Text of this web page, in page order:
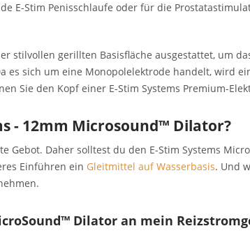
E-Stim Penisschlaufe oder für die
stilvollen gerillten Basisfläche ausgestattet, um
es sich um eine Monopolelektrode handelt, wird
Sie den Kopf einer E-Stim Systems Premium-
- 12mm Microsound™ Dilator?
Gebot. Daher solltest du den E-Stim Systems
Einführen ein Gleitmittel auf Wasserbasis. Und
Dilator an mein